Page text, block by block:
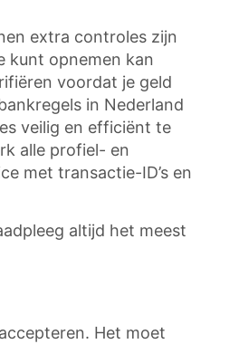
extra controles zijn
kunt opnemen kan
voordat je geld
in Nederland
veilig en efficiënt te
alle profiel- en
met transactie-ID’s en
altijd het meest
Het moet